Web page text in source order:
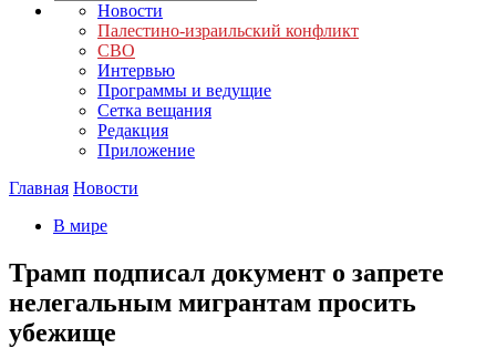
Новости
Палестино-израильский конфликт
СВО
Интервью
Программы и ведущие
Сетка вещания
Редакция
Приложение
Главная Новости
В мире
Трамп подписал документ о запрете
нелегальным мигрантам просить
убежище